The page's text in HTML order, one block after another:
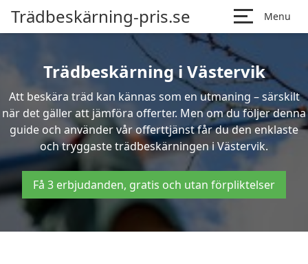
Trädbeskärning-pris.se Menu
Trädbeskärning i Västervik
Att beskära träd kan kännas som en utmaning – särskilt
när det gäller att jämföra offerter. Men om du följer denna
guide och använder vår offerttjänst får du den enklaste
och tryggaste trädbeskärningen i Västervik.
Få 3 erbjudanden, gratis och utan förpliktelser